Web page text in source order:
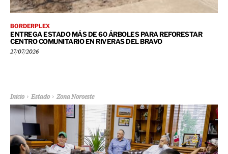
BORDERPLEX
ENTREGA ESTADO MÁS DE 60 ÁRBOLES PARA REFORESTAR
CENTRO COMUNITARIO EN RIVERAS DEL BRAVO
27/07/2026